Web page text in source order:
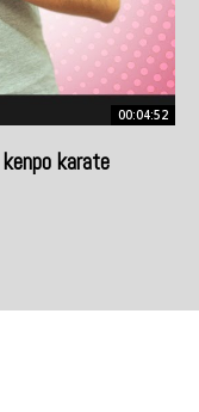
00:04:52
karate